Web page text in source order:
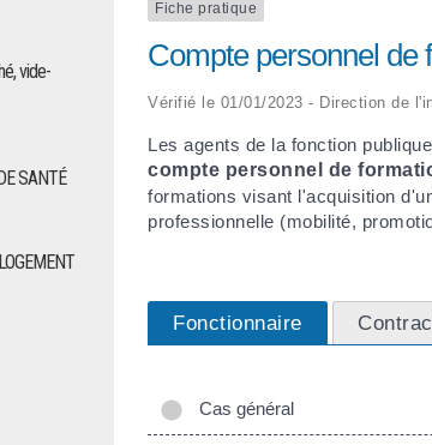
Fiche pratique
Compte personnel de
Vérifié le 01/01/2023 - Direction de
Les agents de la fonction
compte personnel de
formations visant l'acquisition
professionnelle (mobilité,
Fonctionnaire
Cas général
vide-
SANTÉ